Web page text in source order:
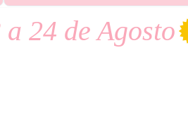
24 de Agosto